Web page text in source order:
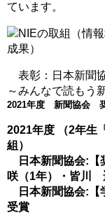
ています。
NIEの取組（情
成果）
表彰：日本新聞
～みんなで読もう
2021年度 新聞協会 奨
2021年度 （2年生
組）
日本新聞協会:
咲（1年）・皆川
日本新聞協会:【
受賞